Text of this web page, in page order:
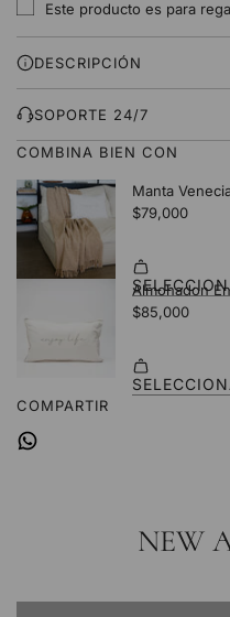
Este producto es para
DESCRIPCIÓN
SOPORTE 24/7
COMBINA BIEN CON
COMPARTIR
NEW